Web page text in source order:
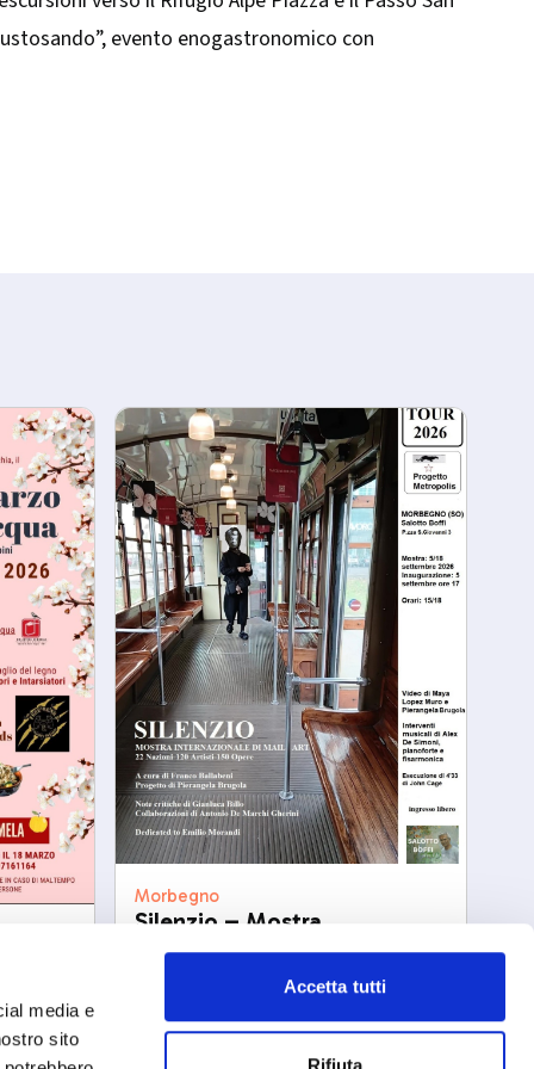
media e
sito
Accetta tutti
Rifiuta
evento enogastronomico con
Morbegno
Silenzio – Mostra
internazionale di mail art